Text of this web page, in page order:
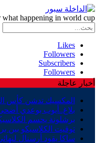
happening in world cup
Likes
Followers
Subscribers
Followers
أخبار عاجلة
المكسيك تدشن كأس العالم 2026 بانتصار مهم على
بلاغ..أيوب بوعدي
برشلونة يحسم
توقيت الكلاسيكو بين
ساكا يقود أرسنال